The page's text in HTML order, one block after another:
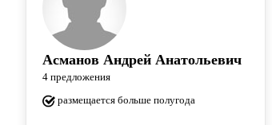
Асманов Андрей Анатольевич
4 предложения
размещается больше полугода